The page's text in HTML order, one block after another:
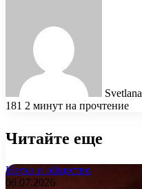
Svetlana
181 2 минут на прочтение
Читайте еще
Наука и общество
06.07.2026